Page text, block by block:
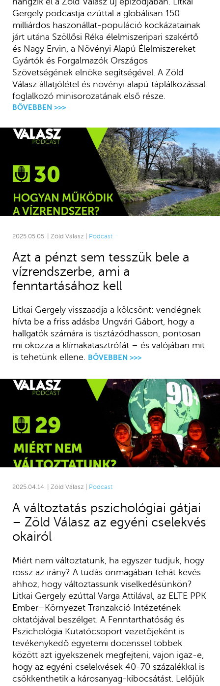
Gergely podcastja ezúttal a globálisan 150
milliárdos haszonállat-populáció kockázatainak
járt utána Szöllősi Réka élelmiszeripari szakértő
és Nagy Ervin, a Növényi Alapú Élelmiszereket
Gyártók és Forgalmazók Országos
Szövetségének elnöke segítségével. A Zöld
Válasz állatjólétel és növényi alapú táplálkozással
foglalkozó minisorozatának első része.
BŐVEBBEN >>>
2025.05.05. | Zöld Válasz | Podcast
Azt a pénzt sem tesszük bele a
vízrendszerbe, ami a
fenntartásához kell
Litkai Gergely visszaadja a kölcsönt: vendégnek
hívta be a friss adásba Ungvári Gábort, hogy a
hallgatók számára is tisztázódhasson, pontosan
mi okozza a klímakatasztrófát – és valójában mit
is tehetünk ellene.
BŐVEBBEN >>>
2025.04.14. | Zöld Válasz | Podcast
A változtatás pszichológiai gátjai
– Zöld Válasz az egyéni cselekvés
okairól
Miért nem változtatunk, ha egyszer tudjuk, hogy
rossz az irány? A tudás önmagában tehát kevés
ahhoz, hogy változtassunk viselkedésünkön?
Litkai Gergely ezúttal Varga Attilával, az ELTE PPK
Ember–Környezet Tranzakció Intézetének
oktatójával beszélget. A Fenntarthatóság és
Pszichológia Kutatócsoport vezetőjeként is
tevékenykedő egyetemi docenssel többek
között azt igyekszenek megfejteni, vajon igaz-e,
hogy az egyéni cselekvések 40-70 százalékkal is
csökkenthetik a károsanyag-kibocsátást. Lelőjük